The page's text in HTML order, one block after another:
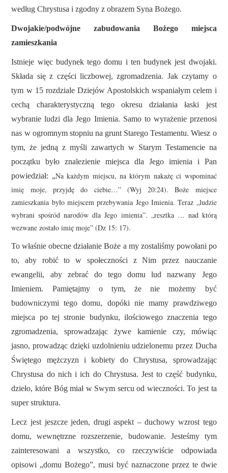
według Chrystusa i zgodny z obrazem Syna Bożego.
Dwojakie/podwójne zabudowania Bożego miejsca
zamieszkania
Istnieje więc budynek tego domu i ten budynek jest dwojaki.
Składa się z części liczbowej, zgromadzenia. Jak czytamy o
tym w 15 rozdziale Dziejów Apostolskich wspaniałym celem i
cechą charakterystyczną tego okresu działania łaski jest
wybranie ludzi dla Jego Imienia. Samo to wyrażenie przenosi
nas w ogromnym stopniu na grunt Starego Testamentu. Wiesz o
tym, że jedną z myśli zawartych w Starym Testamencie na
początku było znalezienie miejsca dla Jego imienia i Pan
powiedział: „Na każdym miejscu, na którym nakażę ci wspominać
imię moje, przyjdę do ciebie…” (Wyj 20:24). Boże miejsce
zamieszkania było miejscem przebywania Jego Imienia. Teraz „ludzie
wybrani spośród narodów dla Jego imienia”. „resztka … nad którą
wezwane zostało imię moje” (Dz 15: 17).
To właśnie obecne działanie Boże a my zostaliśmy powołani po
to, aby robić to w społeczności z Nim przez nauczanie
ewangelii, aby zebrać do tego domu lud nazwany Jego
Imieniem. Pamiętajmy o tym, że nie możemy być
budowniczymi tego domu, dopóki nie mamy prawdziwego
miejsca po tej stronie budynku, ilościowego znaczenia tego
zgromadzenia, sprowadzając żywe kamienie czy, mówiąc
jasno, prowadząc dzięki uzdolnieniu udzielonemu przez Ducha
Świętego mężczyzn i kobiety do Chrystusa, sprowadzając
Chrystusa do nich i ich do Chrystusa. Jest to część budynku,
dzieło, które Bóg miał w Swym sercu od wieczności. To jest ta
super struktura.
Lecz jest jeszcze jeden, drugi aspekt – duchowy wzrost tego
domu, wewnętrzne rozszerzenie, budowanie. Jesteśmy tym
zainteresowani a wszystko, co rzeczywiście odpowiada
opisowi „domu Bożego”, musi być naznaczone przez te dwie